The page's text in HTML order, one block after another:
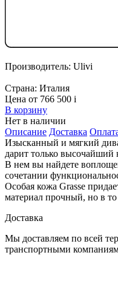
Производитель: Ulivi
Страна: Италия
Цена от 766 500 i
В корзину
Нет в наличии
Описание Доставка
Изысканный и мягкий
дарит только высочайший
В нем вы найдете
сочетании
Особая кожа Grasse
материал прочный, но в
Доставка
Мы доставляем по всей
транспортными